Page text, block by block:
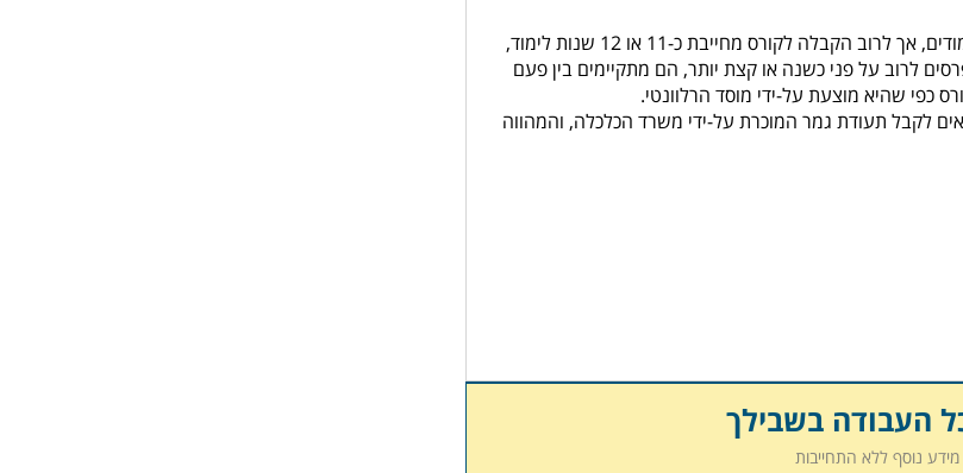
אינם זהים לחלוטין בכל מוסד לימודים, אך לרוב הקבלה לקורס מחייבת כ-11 או 12 שנות לימוד,
לרוב על פני כשנה או קצת יותר, הם מתקיימים בין פעם
לקבל תעודת גמר המוכרת על-ידי משרד הכלכלה, והמהווה
העבודה בשבילך
נוסף ללא התחייבות